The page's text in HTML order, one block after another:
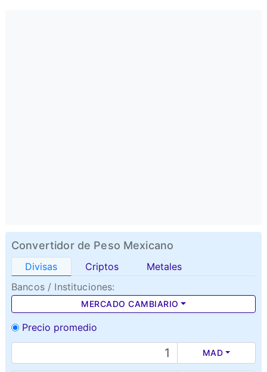
Convertidor de Peso Mexicano
Divisas Criptos
Metales
Bancos / Instituciones:
MERCADO CAMBIARIO
Precio promedio
MAD